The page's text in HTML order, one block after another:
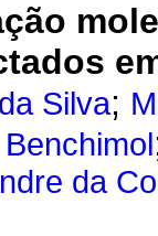
Silva;
da